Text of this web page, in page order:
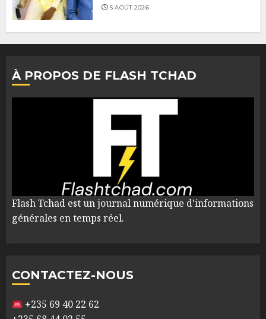
5 AOÛT 2026
À PROPOS DE FLASH TCHAD
Flash Tchad est un journal numérique d'informations
générales en temps réel.
CONTACTEZ-NOUS
+235 69 40 22 62